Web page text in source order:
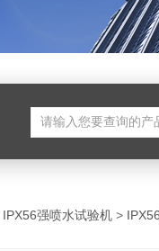
IPX56强喷水试验机 >